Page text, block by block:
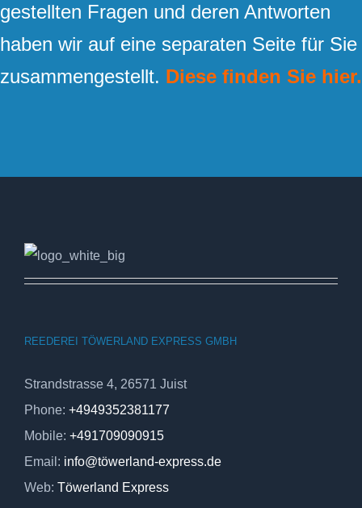
gestellten Fragen und deren Antworten
haben wir auf eine separaten Seite für Sie
zusammengestellt. Diese finden Sie hier.
REEDEREI TÖWERLAND EXPRESS GMBH
Strandstrasse 4, 26571 Juist
Phone: +4949352381177
Mobile: +491709090915
Email: info@töwerland-express.de
Web: Töwerland Express